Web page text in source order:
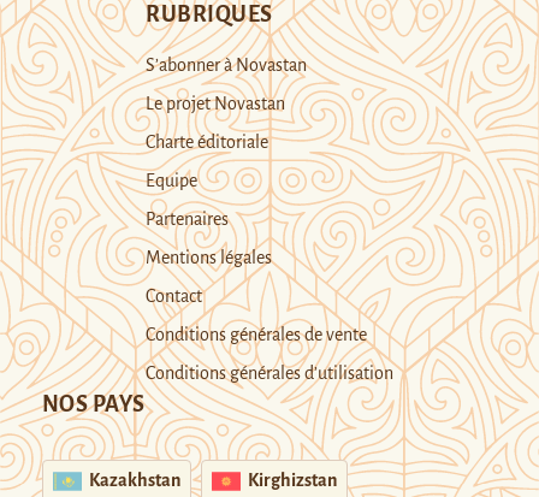
RUBRIQUES
S’abonner à Novastan
Le projet Novastan
Charte éditoriale
Equipe
Partenaires
Mentions légales
Contact
Conditions générales de vente
Conditions générales d’utilisation
NOS PAYS
Kazakhstan Kirghizstan